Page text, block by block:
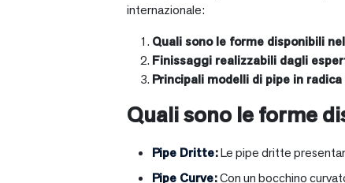
internazionale:
Quali sono le forme disponibili
Finissaggi realizzabili dagli
Principali modelli di pipe in radica
Quali sono le forme
Pipe Dritte:Le pipe dritte
Pipe Curve:Con un bocchino